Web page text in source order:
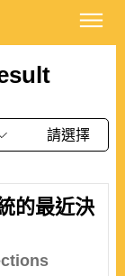
請選擇
的最近決